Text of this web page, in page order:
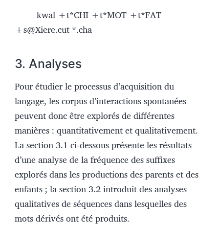
kwal +t*CHI +t*MOT +t*FAT
+s@Xiere.cut *.cha
3. Analyses
Pour étudier le processus d’acquisition du
langage, les corpus d’interactions spontanées
peuvent donc être explorés de différentes
manières : quantitativement et qualitativement.
La section 3.1 ci‑dessous présente les résultats
d’une analyse de la fréquence des suffixes
explorés dans les productions des parents et des
enfants ; la section 3.2 introduit des analyses
qualitatives de séquences dans lesquelles des
mots dérivés ont été produits.